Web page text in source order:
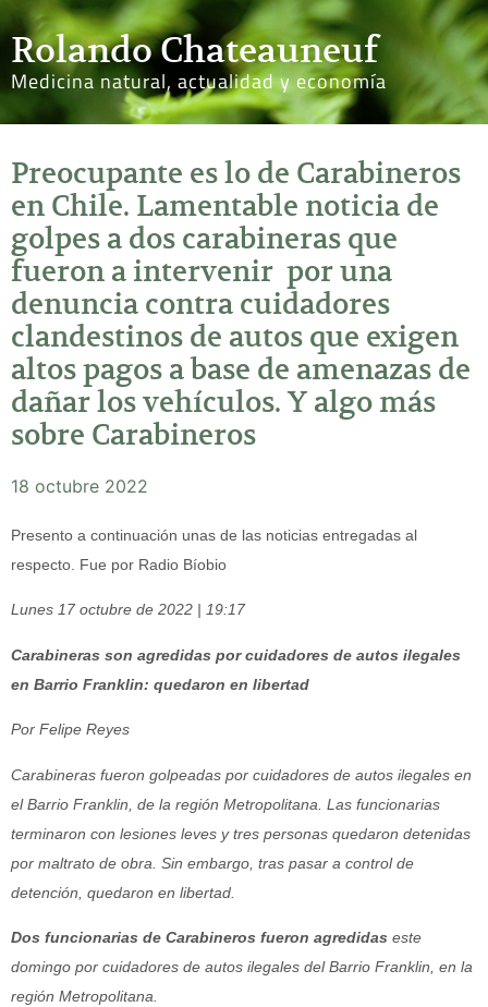
Rolando Chateauneuf
Medicina natural, actualidad y economía
Preocupante es lo de Carabineros
en Chile. Lamentable noticia de
golpes a dos carabineras que
fueron a intervenir por una
denuncia contra cuidadores
clandestinos de autos que exigen
altos pagos a base de amenazas de
dañar los vehículos. Y algo más
sobre Carabineros
18 octubre 2022
Presento a continuación unas de las noticias entregadas al
respecto. Fue por Radio Bíobio
Lunes 17 octubre de 2022 | 19:17
Carabineras son agredidas por cuidadores de autos ilegales
en Barrio Franklin: quedaron en libertad
Por Felipe Reyes
Carabineras fueron golpeadas por cuidadores de autos ilegales en
el Barrio Franklin, de la región Metropolitana. Las funcionarias
terminaron con lesiones leves y tres personas quedaron detenidas
por maltrato de obra. Sin embargo, tras pasar a control de
detención, quedaron en libertad.
Dos funcionarias de Carabineros fueron agredidas este
domingo por cuidadores de autos ilegales del Barrio Franklin, en la
región Metropolitana.